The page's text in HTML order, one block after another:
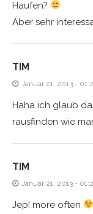
Haufen?
Aber sehr
TIM
Januar 21, 2013 -
Haha ich glaub
rausfinden wie
TIM
Januar 21, 2013 -
Jep! more often